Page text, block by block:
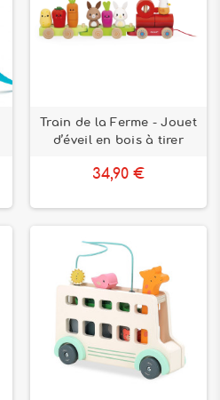
Train de la Ferme - Jouet
d’éveil en bois à tirer
34,90 €